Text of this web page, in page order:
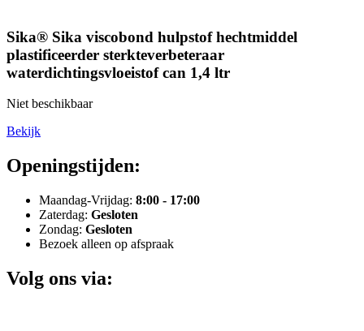
Sika® Sika viscobond hulpstof hechtmiddel
plastificeerder sterkteverbeteraar
waterdichtingsvloeistof can 1,4 ltr
Niet beschikbaar
Bekijk
Openingstijden:
Maandag-Vrijdag: 8:00 - 17:00
Zaterdag: Gesloten
Zondag: Gesloten
Bezoek alleen op afspraak
Volg ons via: